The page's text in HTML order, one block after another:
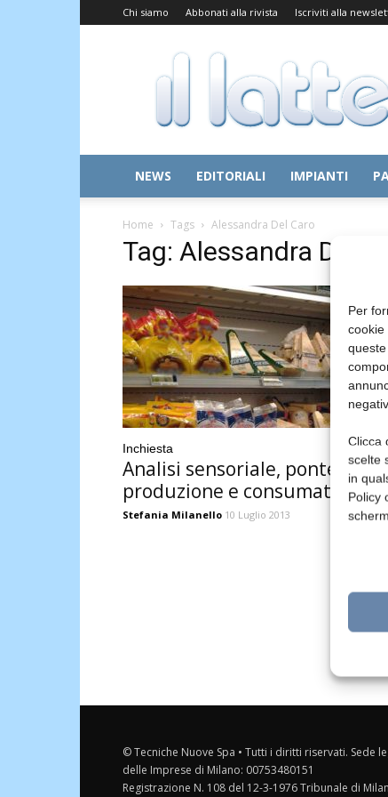
Per
cookie
Clicca
scelte
in
Policy
Chi siamo Abbonati alla rivista Iscriviti alla
Il
Latte
NEWS EDITORIALI IMPIANTI
Home Tags Alessandra Del Caro
Tag: Alessandra Del
Inchiesta
Analisi sensoriale, ponte tra
produzione e consumatore
Stefania Milanello 10 Luglio 2013
© Tecniche Nuove Spa • Tutti i diritti riservati. Sede
delle Imprese di Milano: 00753480151
Registrazione N. 108 del 12-3-1976 Tribunale di